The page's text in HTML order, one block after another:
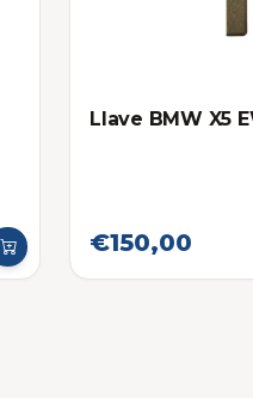
Llave BMW X5
€150,00